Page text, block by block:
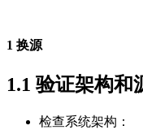
1 换源
1.1 验证架构和
检查系统架构：